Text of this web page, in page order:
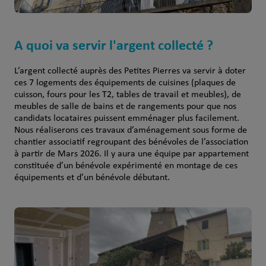
A quoi va servir l'argent collecté ?
L’argent collecté auprès des Petites Pierres va servir à doter
ces 7 logements des équipements de cuisines (plaques de
cuisson, fours pour les T2, tables de travail et meubles), de
meubles de salle de bains et de rangements pour que nos
candidats locataires puissent emménager plus facilement.
Nous réaliserons ces travaux d’aménagement sous forme de
chantier associatif regroupant des bénévoles de l’association
à partir de Mars 2026. Il y aura une équipe par appartement
constituée d’un bénévole expérimenté en montage de ces
équipements et d’un bénévole débutant.